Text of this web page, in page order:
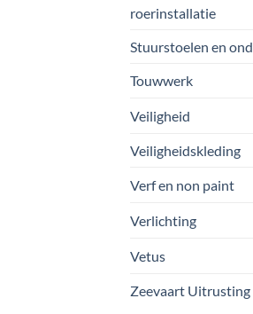
roerinstallatie
Stuurstoelen en
Touwwerk
Veiligheid
Veiligheidskleding
Verf en non paint
Verlichting
Vetus
Zeevaart Uitrusting